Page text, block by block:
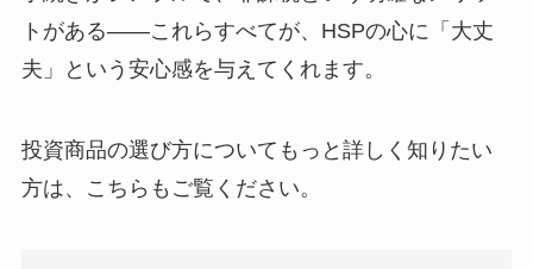
トがある――これらすべてが、HSPの心に「大丈
夫」という安心感を与えてくれます。
投資商品の選び方についてもっと詳しく知りたい
方は、こちらもご覧ください。